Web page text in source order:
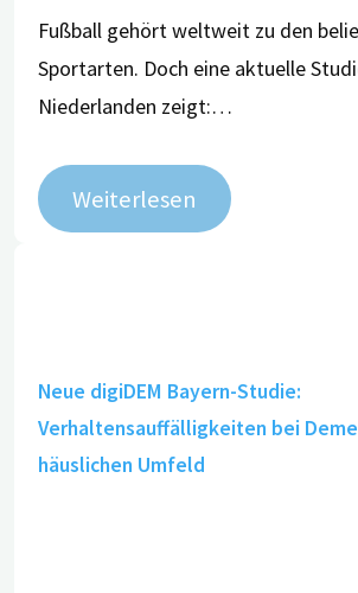
Fußball gehört weltweit zu den
Sportarten. Doch eine aktuelle
Niederlanden zeigt:…
Weiterlesen
Neue digiDEM Bayern-Studie:
Verhaltensauffälligkeiten bei
häuslichen Umfeld